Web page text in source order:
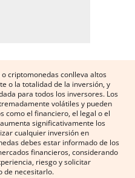
criptomonedas conlleva altos
o la totalidad de la inversión, y
para todos los inversores. Los
volátiles y pueden
como el financiero, el legal o el
significativamente los
cualquier inversión en
debes estar informado de los
financieros, considerando
riesgo y solicitar
de necesitarlo.